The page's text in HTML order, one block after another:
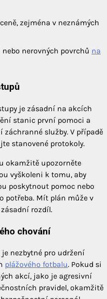
zejména v neznámých
nerovných povrchů na
je zásadní na akcích
stanic první pomoci a
služby. V případě
stanovené protokoly.
okamžitě upozorněte
vyškoleni k tomu, aby
poskytnout pomoc nebo
potřeba. Mít plán může v
rozdíl.
chování
nezbytné pro udržení
plážového fotbalu. Pokud si
akcí, jako je agresivní
pravidel, okamžitě